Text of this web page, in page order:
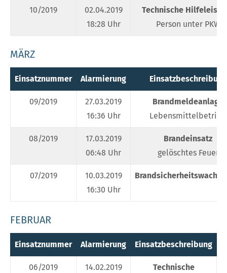
10/2019
02.04.2019
18:28 Uhr
Technische
Person unter PKW
MÄRZ
Einsatznummer Alarmierung Einsatzbeschreibung
09/2019
27.03.2019
16:36 Uhr
Brandmeldeanlage
Lebensmittelbetrieb
08/2019
17.03.2019
06:48 Uhr
Brandeinsatz
gelöschtes Feuer
07/2019
10.03.2019
16:30 Uhr
FEBRUAR
Einsatznummer Alarmierung Einsatzbeschreibung
06/2019
14.02.2019
Technische